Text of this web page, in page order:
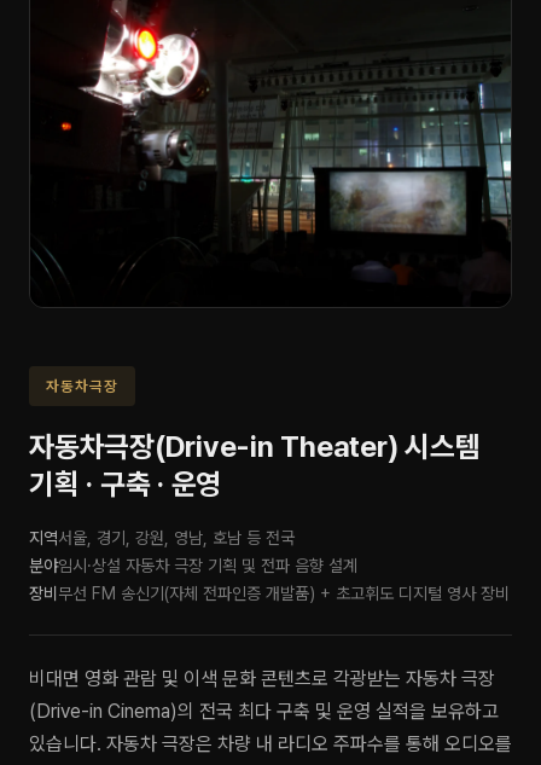
자동차극장
자동차극장(Drive-in Theater) 시스템
기획 · 구축 · 운영
지역서울, 경기, 강원, 영남, 호남 등 전국
분야임시·상설 자동차 극장 기획 및 전파 음향 설계
장비 무선 FM 송신기(자체 전파인증 개발품) + 초고휘도 디지털 영사 장비
비대면 영화 관람 및 이색 문화 콘텐츠로 각광받는 자동차 극장
(Drive-in Cinema)의 전국 최다 구축 및 운영 실적을 보유하고
있습니다. 자동차 극장은 차량 내 라디오 주파수를 통해 오디오를